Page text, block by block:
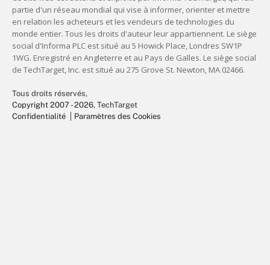
Tous droits réservés,
Copyright 2007 - 2026, TechTarget
Confidentialité
Paramètres des Cookies